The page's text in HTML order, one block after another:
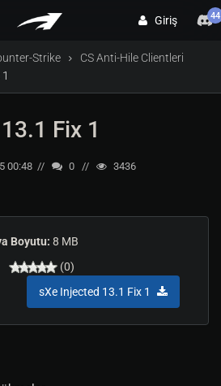
Giriş 44
Strike
CS Anti-Hile Clientleri
Fix 1
00:48 0 3436
Boyutu: 8 MB
(0)
sXe Injected 13.1 Fix 1